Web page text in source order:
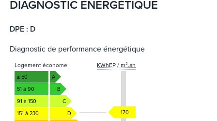
DIAGNOSTIC ÉNERGÉTIQUE
DPE : D
Diagnostic de performance énergétique
Logement économe KWhEP / m².an
≤ 50
A
51 à 90
B
91 à 150
C
151 à 230
D
170